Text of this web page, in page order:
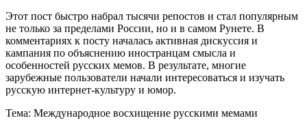
Этот пост быстро набрал тысячи репостов и стал популярным
не только за пределами России, но и в самом Рунете. В
комментариях к посту началась активная дискуссия и
кампания по объяснению иностранцам смысла и
особенностей русских мемов. В результате, многие
зарубежные пользователи начали интересоваться и изучать
русскую интернет-культуру и юмор.
Тема: Международное восхищение русскими мемами